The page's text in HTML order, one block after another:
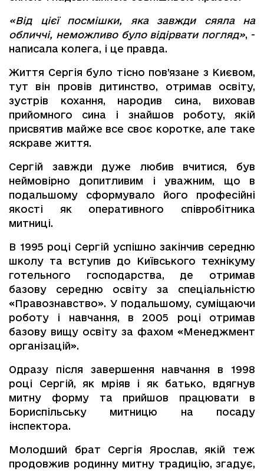
«Від цієї посмішки, яка завжди сяяла на
обличчі, неможливо було відірвати погляд», -
написала колега, і це правда.
Життя Сергія було тісно пов’язане з Києвом,
тут він провів дитинство, отримав освіту,
зустрів кохання, народив сина, виховав
прийомного сина і знайшов роботу, якій
присвятив майже все своє коротке, але таке
яскраве життя.
Сергій завжди дуже любив вчитися, був
неймовірно допитливим і уважним, що в
подальшому сформувало його професійні
якості як оперативного співробітника
митниці.
В 1995 році Сергій успішно закінчив середню
школу та вступив до Київського технікуму
готельного господарства, де отримав
базову середню освіту за спеціальністю
«Правознавство». У подальшому, суміщаючи
роботу і навчання, в 2005 році отримав
базову вищу освіту за фахом «Менеджмент
організацій».
Одразу після завершення навчання в 1998
році Сергій, як мріяв і як батько, вдягнув
митну форму та прийшов працювати в
Бориспільську митницю на посаду
інспектора.
Молодший брат Сергія Ярослав, якій теж
продовжив родинну митну традицію, згадує,